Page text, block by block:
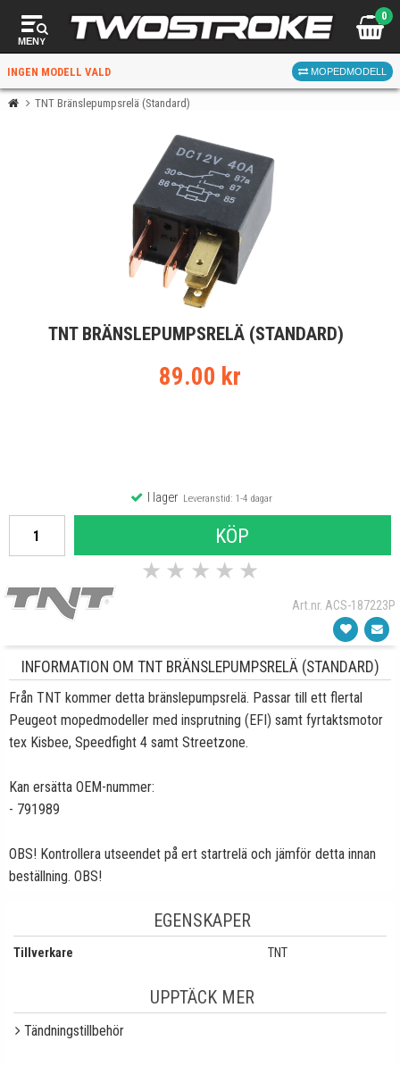
MENY
0
INGEN MODELL VALD MOPEDMODELL
VÄLJ MOPEDFÖR RÄTT DELAR
VÄLJ
När du valt kommer butiken visa delar för vald moped
TNT Bränslepumpsrelä (Standard)
TNT BRÄNSLEPUMPSRELÄ (STANDARD)
89.00 kr
I lagerLeveranstid: 1-4 dagar
KÖP
★ ★ ★ ★ ★
Art.nr. ACS-187223P
INFORMATION OM TNT BRÄNSLEPUMPSRELÄ (STANDARD)
Från TNT kommer detta bränslepumpsrelä. Passar till ett flertal
Peugeot mopedmodeller med insprutning (EFI) samt fyrtaktsmotor
tex Kisbee, Speedfight 4 samt Streetzone.
Kan ersätta OEM-nummer:
- 791989
OBS! Kontrollera utseendet på ert startrelä och jämför detta innan
beställning. OBS!
EGENSKAPER
Tillverkare TNT
UPPTÄCK MER
Tändningstillbehör